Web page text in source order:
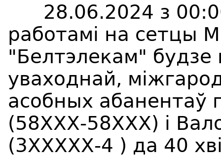
28.06.2024 з
работамі на сетцы
"Белтэлекам"
уваходнай,
асобных абанентаў
(58ХХХ-58ХХХ) і
(3ХХХХХ-4 ) да 40